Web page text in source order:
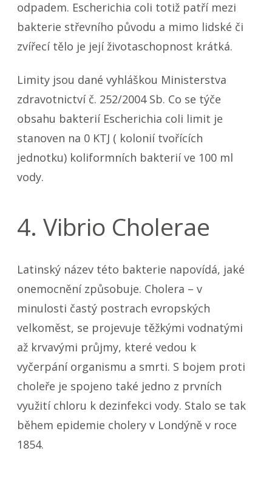
odpadem. Escherichia coli totiž patří mezi
bakterie střevního původu a mimo lidské či
zvířecí tělo je její životaschopnost krátká.
Limity jsou dané vyhláškou Ministerstva
zdravotnictví č. 252/2004 Sb. Co se týče
obsahu bakterií Escherichia coli limit je
stanoven na 0 KTJ ( kolonií tvořících
jednotku) koliformních bakterií ve 100 ml
vody.
4. Vibrio Cholerae
Latinský název této bakterie napovídá, jaké
onemocnění způsobuje. Cholera – v
minulosti častý postrach evropských
velkoměst, se projevuje těžkými vodnatými
až krvavými průjmy, které vedou k
vyčerpání organismu a smrti. S bojem proti
choleře je spojeno také jedno z prvních
využití chloru k dezinfekci vody. Stalo se tak
během epidemie cholery v Londýně v roce
1854.